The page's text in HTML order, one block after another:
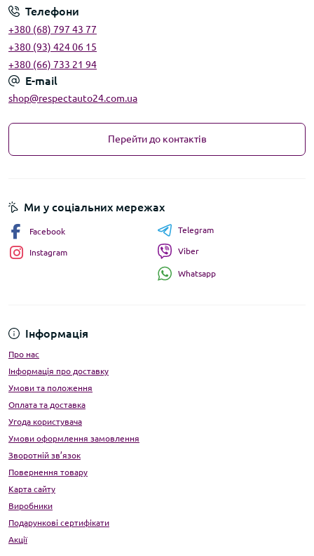
Телефони
+380 (68) 797 43 77
+380 (93) 424 06 15
+380 (66) 733 21 94
E-mail
shop@respectauto24.com.ua
Перейти до контактів
Інформація
Про нас
Інформація про доставку
Умови та положення
Оплата та доставка
Угода користувача
Умови оформлення замовлення
Зворотній зв’язок
Повернення товару
Карта сайту
Виробники
Подарункові сертифікати
Акції
Ми у соціальних мережах
Facebook
Instagram
Telegram
Viber
Whatsapp